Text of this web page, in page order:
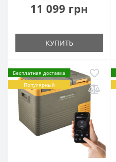
11 099 грн
КУПИТЬ
Бесплатная доставка
Популярный